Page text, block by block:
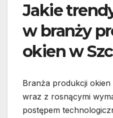
Jakie
w branży
okien w
Branża produkcji
wraz z rosnącymi
postępem